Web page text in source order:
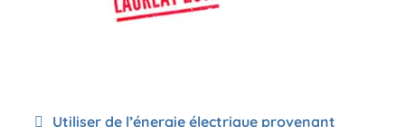
Utiliser de l’énergie électrique provenant